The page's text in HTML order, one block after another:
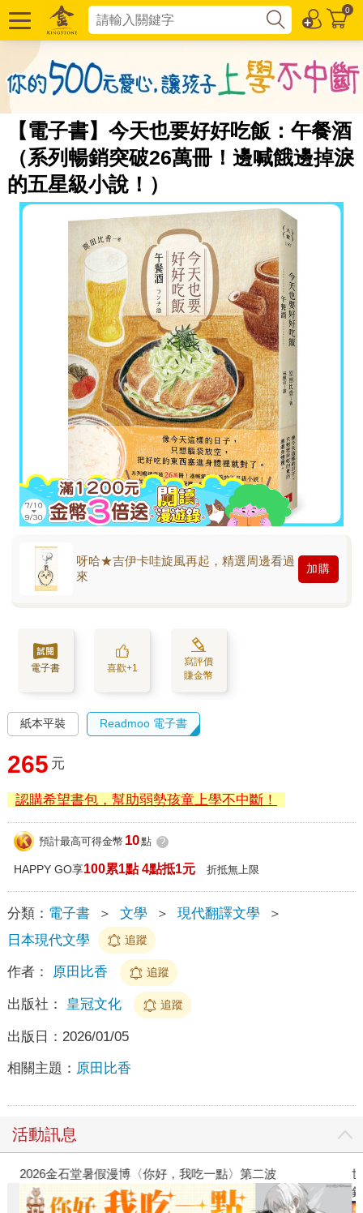
0
【電子書】今天也要好好吃飯：午餐酒
（系列暢銷突破26萬冊！邊喊餓邊掉淚
的五星級小說！）
呀哈★吉伊卡哇旋風再起，精選周邊看過
來
加購
電子書 喜歡+1
寫評價
賺金幣
紙本平裝 Readmoo 電子書
265 元
認購希望書包，幫助弱勢孩童上學不中斷！
預計最高可得金幣 10點 ?
HAPPY GO享100累1點 4點抵1元 折抵無上限
分類： 電子書 ＞ 文學 ＞ 現代翻譯文學
＞
日本現代文學
追蹤
作者： 原田比香 追蹤
出版社： 皇冠文化 追蹤
出版日： 2026/01/05
相關主題： 原田比香
活動訊息
2026金石堂暑假漫博〈你好，我吃一點〉第二波
銀